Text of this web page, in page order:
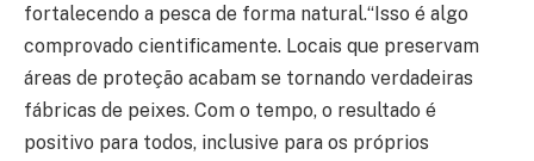
fortalecendo a pesca de forma natural.“Isso é algo
comprovado cientificamente. Locais que preservam
áreas de proteção acabam se tornando verdadeiras
fábricas de peixes. Com o tempo, o resultado é
positivo para todos, inclusive para os próprios